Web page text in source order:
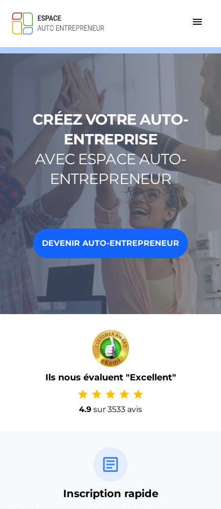
menu
CRÉEZ VOTRE AUTO-
ENTREPRISE
AVEC ESPACE AUTO-
ENTREPRENEUR
DEVENIR AUTO-ENTREPRENEUR
Ils nous évaluent "Excellent"
star star star star star
4.9 sur 3533 avis
article
Inscription rapide